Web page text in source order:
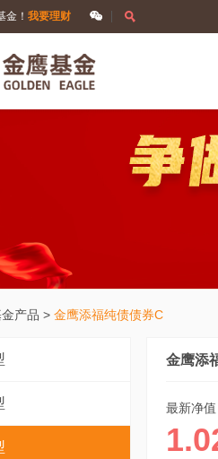
金！ 我要理财
产品 > 金鹰添福纯债债券C
金鹰添
最新净值